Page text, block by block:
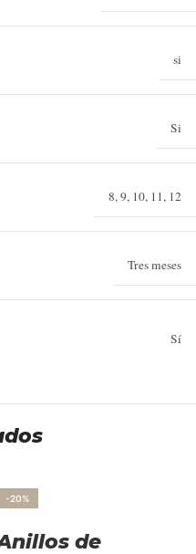
si
Si
8,9, 10, 11, 12
Tres meses
Sí
-20%
de